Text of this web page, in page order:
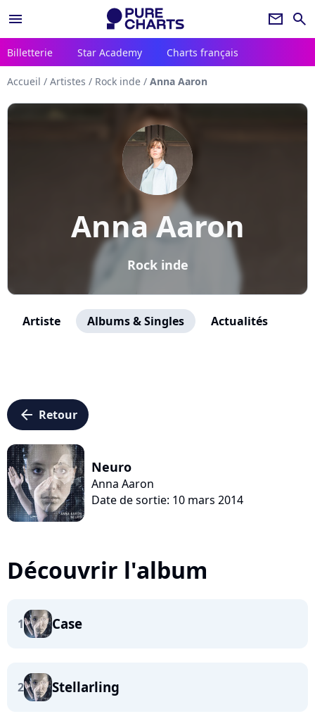
menu newsletter search
Billetterie Star Academy Charts français
Accueil / Artistes / Rock inde / Anna Aaron
Anna Aaron
Rock inde
Artiste Albums & Singles Actualités
arrow_left Retour
Neuro
Anna Aaron
Date de sortie: 10 mars 2014
Découvrir l'album
1 Case
2 Stellarling